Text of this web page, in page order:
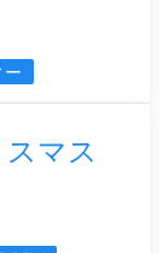
ー
スマス